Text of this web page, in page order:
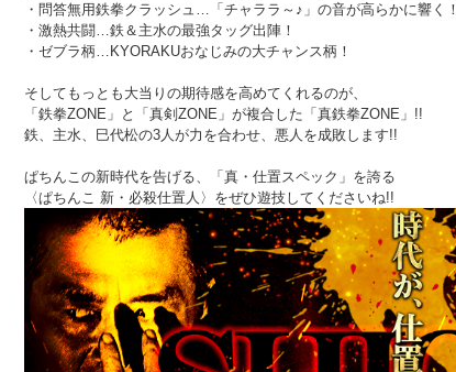
・問答無用鉄拳クラッシュ…「チャララ～♪」の音が高らかに響く！
・激熱共闘…鉄＆主水の最強タッグ出陣！
・ゼブラ柄…KYORAKUおなじみの大チャンス柄！
そしてもっとも大当りの期待感を高めてくれるのが、
「鉄拳ZONE」と「真剣ZONE」が複合した「真鉄拳ZONE」!!
鉄、主水、巳代松の3人が力を合わせ、悪人を成敗します!!
ぱちんこの新時代を告げる、「真・仕置スペック」を誇る
〈ぱちんこ 新・必殺仕置人〉をぜひ遊技してくださいね!!